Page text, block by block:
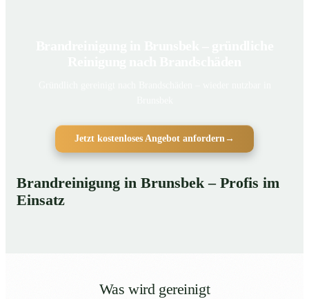
Jetzt kostenloses Angebot anfordern→
Brandreinigung in Brunsbek – Profis im
Einsatz
Was wird gereinigt